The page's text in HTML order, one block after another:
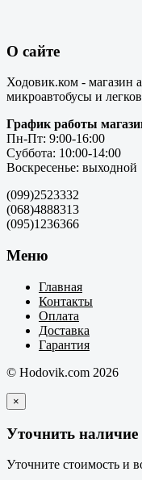
О сайте
Ходовик.ком - магазин
микроавтобусы и
График работы
Пн-Пт: 9:00-16:00
Суббота: 10:00-14:00
Воскресенье: выходной
(099)2523332
(068)4888313
(095)1236366
Меню
Главная
Контакты
Оплата
Доставка
Гарантия
© Hodovik.com 2026
×
Уточнить наличие
Уточните стоимость и